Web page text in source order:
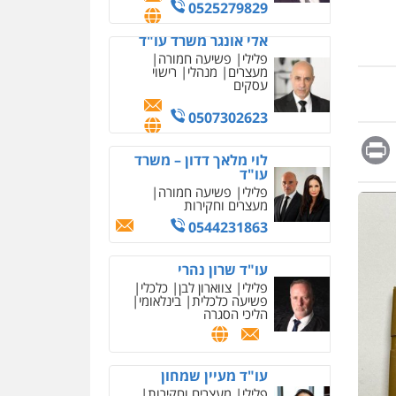
Message
Print
0525279829
אלי אונגר משרד עו"ד
פלילי פשיעה חמורה
מעצרים מנהלי רישוי
עסקים
0507302623
לוי מלאך דדון – משרד
עו"ד
פלילי פשיעה חמורה
מעצרים וחקירות
0544231863
עו"ד שרון נהרי
פלילי צווארון לבן כלכלי
פשיעה כלכלית בינלאומי
הליכי הסגרה
עו"ד מעיין שמחון
אחסון אתרים
מהירות הגנה גיבוי
תמיכה שירותים מקצועיים
לעורכי דין
מרכז התחלה חדשה
אסירים עבירות מין
שירותים מקצועיים לעורכי
דין
0544500346
מאיה בלום, עו"ס,
טיפול ושיקום
טיפול בהתמכרויות
שירותים מקצועיים לעורכי
דין
0504062539
עו"ד ד"ר אבי שקד
עבירות כלכליות הלבנת
הון חילוטים עבירות
פליליות